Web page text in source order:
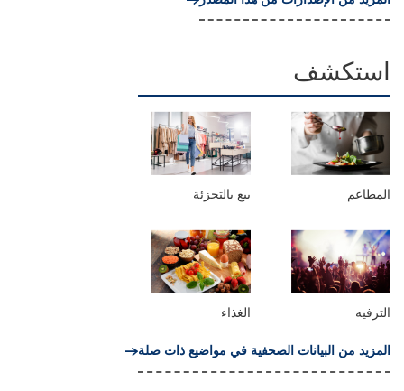
استكشف
المطاعم بيع بالتجزئة
الترفيه
الغذاء
المزيد من البيانات الصحفية في مواضيع ذات صلة